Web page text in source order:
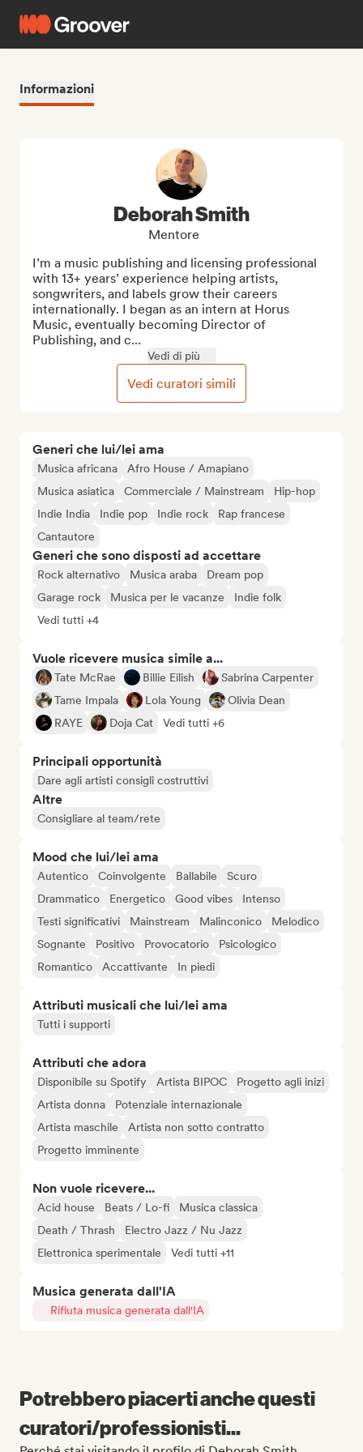
Informazioni
Generi che lui/lei ama
Musica africana
Afro House / Amapiano
Musica asiatica
Commerciale / Mainstream
Hip-hop
Indie India
Indie pop Indie rock
Rap francese
Cantautore
Generi che sono disposti ad accettare
Rock alternativo Musica araba
Dream pop
Garage rock
Musica per le vacanze
Indie folk
Vedi tutti +4
Vuole ricevere musica simile a...
Tate McRae Billie Eilish
Sabrina Carpenter
Tame Impala
Lola Young
Olivia Dean
RAYE
Doja Cat Vedi tutti +6
Principali opportunità
Dare agli artisti consigli costruttivi
Altre
Consigliare al team/rete
Mood che lui/lei ama
Autentico Coinvolgente Ballabile
Scuro
Drammatico
Energetico Good vibes
Intenso
Testi significativi
Mainstream Malinconico
Melodico
Sognante
Positivo Provocatorio
Psicologico
Romantico
Accattivante In piedi
Attributi musicali che lui/lei ama
Tutti i supporti
Attributi che adora
Disponibile su Spotify Artista BIPOC
Progetto agli inizi
Artista donna
Potenziale internazionale
Artista maschile
Artista non sotto contratto
Progetto imminente
Non vuole ricevere...
Acid house Beats / Lo-fi
Musica classica
Death / Thrash
Electro Jazz / Nu Jazz
Elettronica sperimentale
Vedi tutti +11
Musica generata dall'IA
Rifiuta musica generata dall'IA
Deborah Smith
Mentore
I’m a music publishing and licensing professional
with 13+ years’ experience helping artists,
songwriters, and labels grow their careers
internationally. I began as an intern at Horus
Music, eventually becoming Director of
Publishing, and c...
Vedi di più
Vedi curatori simili
Potrebbero piacerti anche questi
curatori/professionisti...